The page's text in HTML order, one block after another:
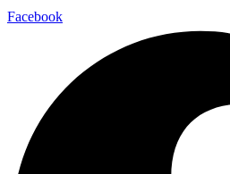
Facebook